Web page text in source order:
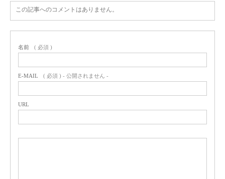
この記事へのコメントはありません。
名前 ( 必須 )
E-MAIL ( 必須 ) - 公開されません -
URL